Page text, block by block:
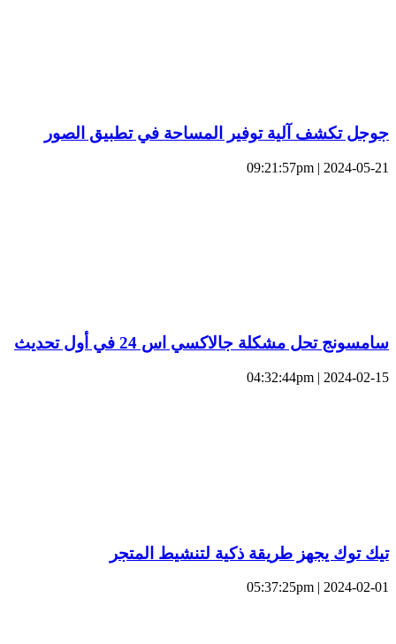
جوجل تكشف آلية توفير المساحة في تطبيق الصور
2024-05-21 | 09:21:57pm
سامسونج تحل مشكلة جالاكسي اس 24 في أول تحديث
2024-02-15 | 04:32:44pm
تيك توك يجهز طريقة ذكية لتنشيط المتجر
2024-02-01 | 05:37:25pm